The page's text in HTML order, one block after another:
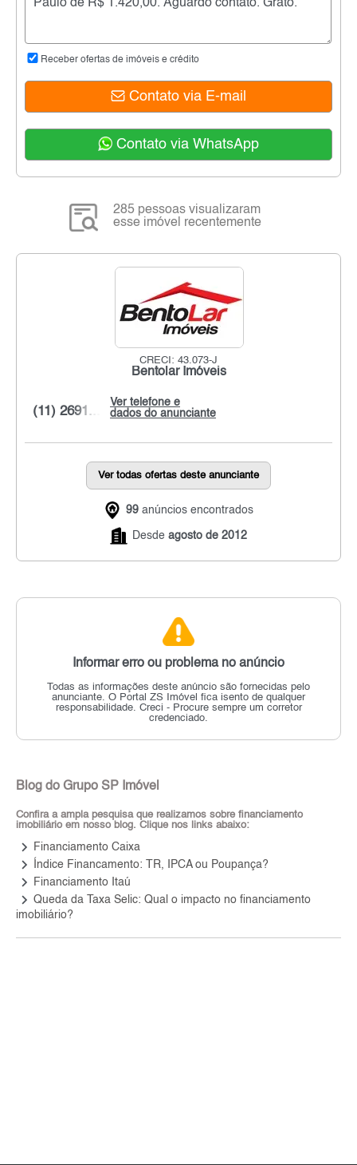
Receber ofertas de imóveis e crédito
Contato via E-mail
Contato via WhatsApp
285 pessoas visualizaram
esse imóvel recentemente
CRECI: 43.073-J
Bentolar Imóveis
Ver telefone e
dados do anunciante
(11) 2691...
Ver todas ofertas deste anunciante
99 anúncios encontrados
Desde agosto de 2012
Informar erro ou problema no anúncio
Todas as informações deste anúncio são fornecidas pelo
anunciante. O Portal ZS Imóvel fica isento de qualquer
responsabilidade. Creci - Procure sempre um corretor
credenciado.
Blog do Grupo SP Imóvel
Confira a ampla pesquisa que realizamos sobre financiamento
imobiliário em nosso blog. Clique nos links abaixo:
keyboard_arrow_right Financiamento Caixa
keyboard_arrow_right Índice Financamento: TR, IPCA ou Poupança?
keyboard_arrow_right Financiamento Itaú
keyboard_arrow_right Queda da Taxa Selic: Qual o impacto no financiamento
imobiliário?